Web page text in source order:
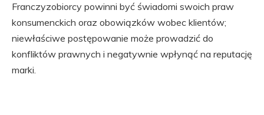
Franczyzobiorcy powinni być świadomi swoich praw
konsumenckich oraz obowiązków wobec klientów;
niewłaściwe postępowanie może prowadzić do
konfliktów prawnych i negatywnie wpłynąć na reputację
marki.